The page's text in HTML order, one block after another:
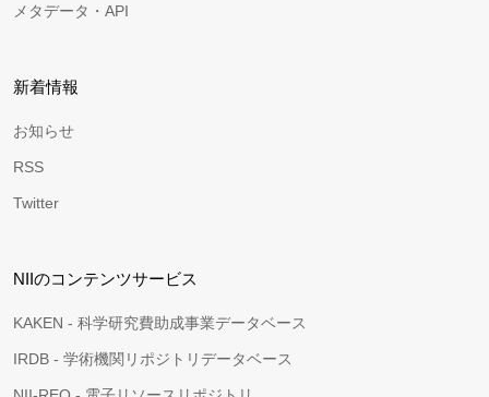
メタデータ・API
新着情報
お知らせ
RSS
Twitter
NIIのコンテンツサービス
KAKEN - 科学研究費助成事業データベース
IRDB - 学術機関リポジトリデータベース